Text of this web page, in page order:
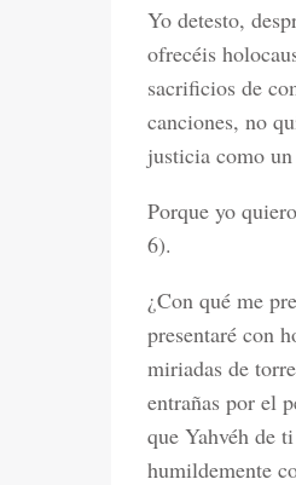
Yo detesto,
ofrecéis
sacrificios de
canciones, no
justicia como
Porque yo
6).
¿Con qué me
presentaré con
miriadas de
entrañas por el
que Yahvéh de
humildemente